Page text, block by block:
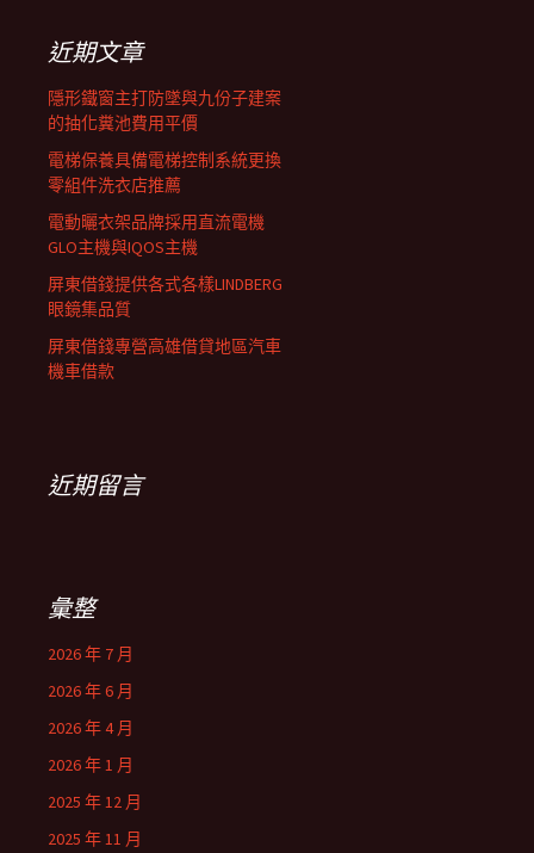
列近期文章
隱形鐵窗主打防墜與九份子建案
的抽化糞池費用平價
電梯保養具備電梯控制系統更換
零組件洗衣店推薦
電動曬衣架品牌採用直流電機
GLO主機與IQOS主機
屏東借錢提供各式各樣LINDBERG
眼鏡集品質
屏東借錢專營高雄借貸地區汽車
機車借款
近期留言
彙整
2026 年 7 月
2026 年 6 月
2026 年 4 月
2026 年 1 月
2025 年 12 月
2025 年 11 月